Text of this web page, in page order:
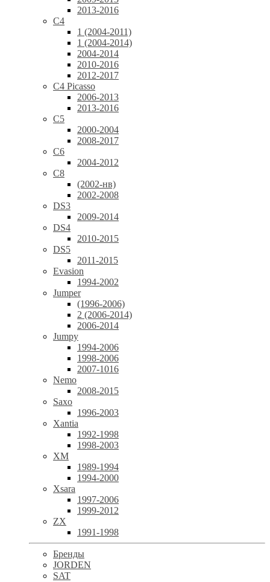
2013-2016
C4
1 (2004-2011)
1 (2004-2014)
2004-2014
2010-2016
2012-2017
C4 Picasso
2006-2013
2013-2016
C5
2000-2004
2008-2017
C6
2004-2012
C8
(2002-нв)
2002-2008
DS3
2009-2014
DS4
2010-2015
DS5
2011-2015
Evasion
1994-2002
Jumper
(1996-2006)
2 (2006-2014)
2006-2014
Jumpy
1994-2006
1998-2006
2007-1016
Nemo
2008-2015
Saxo
1996-2003
Xantia
1992-1998
1998-2003
XM
1989-1994
1994-2000
Xsara
1997-2006
1999-2012
ZX
1991-1998
Бренды
JORDEN
SAT